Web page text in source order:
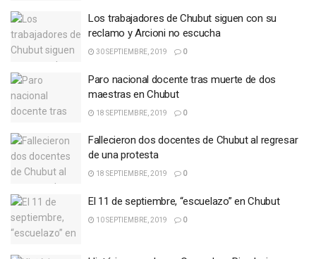
Los trabajadores de Chubut siguen con su
reclamo y Arcioni no escucha
30 SEPTIEMBRE, 2019 0
Paro nacional docente tras muerte de dos
maestras en Chubut
18 SEPTIEMBRE, 2019 0
Fallecieron dos docentes de Chubut al regresar
de una protesta
18 SEPTIEMBRE, 2019 0
El 11 de septiembre, “escuelazo” en Chubut
10 SEPTIEMBRE, 2019 0